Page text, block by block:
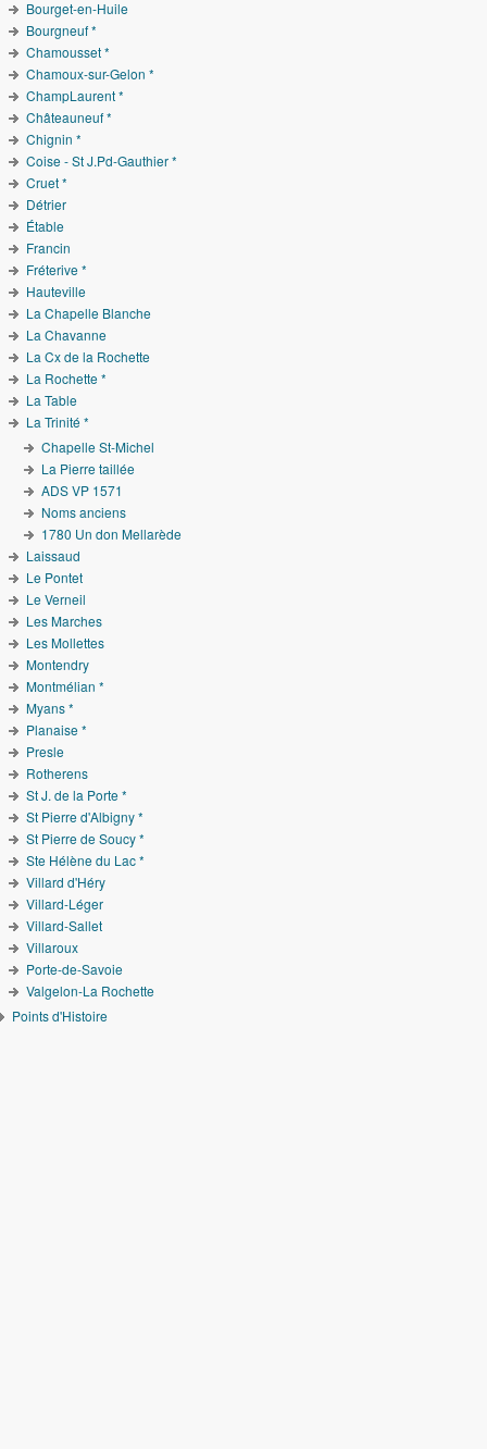
Bourget-en-Huile
Bourgneuf *
Chamousset *
Chamoux-sur-Gelon *
ChampLaurent *
Châteauneuf *
Chignin *
Coise - St J.Pd-Gauthier *
Cruet *
Détrier
Étable
Francin
Fréterive *
Hauteville
La Chapelle Blanche
La Chavanne
La Cx de la Rochette
La Rochette *
La Table
La Trinité *
Chapelle St-Michel
La Pierre taillée
ADS VP 1571
Noms anciens
1780 Un don Mellarède
Laissaud
Le Pontet
Le Verneil
Les Marches
Les Mollettes
Montendry
Montmélian *
Myans *
Planaise *
Presle
Rotherens
St J. de la Porte *
St Pierre d'Albigny *
St Pierre de Soucy *
Ste Hélène du Lac *
Villard d'Héry
Villard-Léger
Villard-Sallet
Villaroux
Porte-de-Savoie
Valgelon-La Rochette
Points d'Histoire